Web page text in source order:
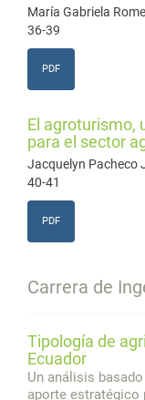
María Gabriela
36-39
PDF
El agroturismo,
para el sector
Jacquelyn Pacheco
40-41
PDF
Carrera de
Tipología de
Ecuador
Un análisis
aporte estratégico